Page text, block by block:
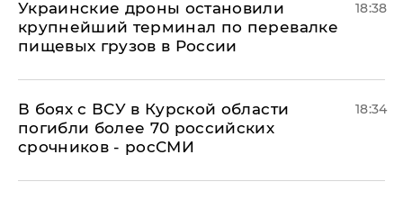
Украинские дроны остановили
крупнейший терминал по перевалке
пищевых грузов в России
18:38
В боях с ВСУ в Курской области
погибли более 70 российских
срочников - росСМИ
18:34